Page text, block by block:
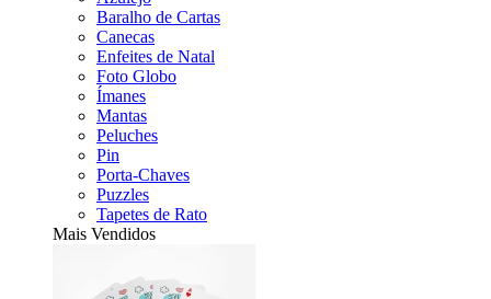
Baralho de Cartas
Canecas
Enfeites de Natal
Foto Globo
Ímanes
Mantas
Peluches
Pin
Porta-Chaves
Puzzles
Tapetes de Rato
Mais Vendidos